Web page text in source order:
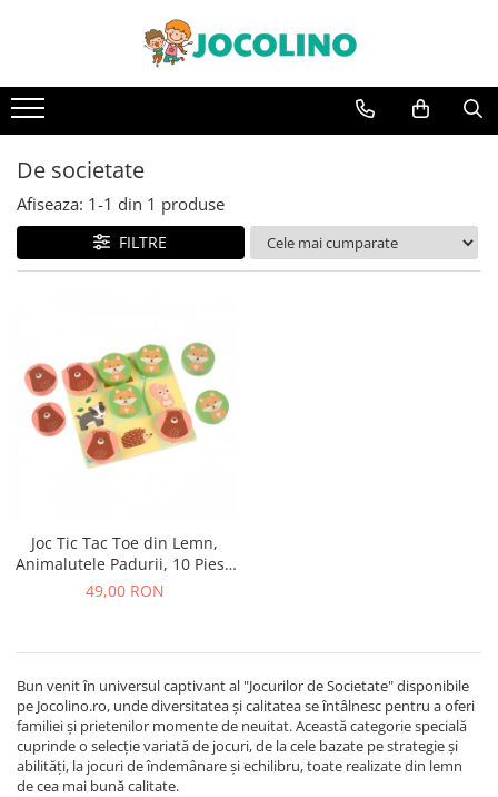
1 - 2 Ani
4 - 5 Ani
5 - 6 Ani
8 - 9 Ani
9+ Ani
De societate
Afiseaza: 1-1 din 1 produse
FILTRE
Joc Tic Tac Toe din Lemn,
Animalutele Padurii, 10 Piese
in Punga Textila
49,00 RON
Bun venit în universul captivant al "Jocurilor de Societate" disponibile
pe Jocolino.ro, unde diversitatea și calitatea se întâlnesc pentru a oferi
familiei și prietenilor momente de neuitat. Această categorie specială
cuprinde o selecție variată de jocuri, de la cele bazate pe strategie și
abilități, la jocuri de îndemânare și echilibru, toate realizate din lemn
de cea mai bună calitate.